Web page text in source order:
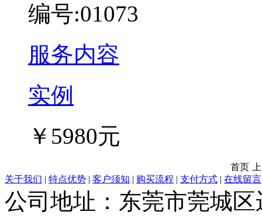
编号:01073
服务内容
实例
￥5980元
首页
关于我们 | 特点优势 | 客户须知 | 购买流程 | 支付方式 | 在线留言
公司地址：东莞市莞城